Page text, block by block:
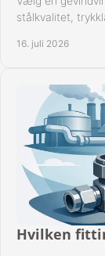
stålkvalitet,
16. juli 2026
Hvilken